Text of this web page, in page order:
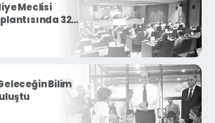
Meclisi
32
Karara
Bilim